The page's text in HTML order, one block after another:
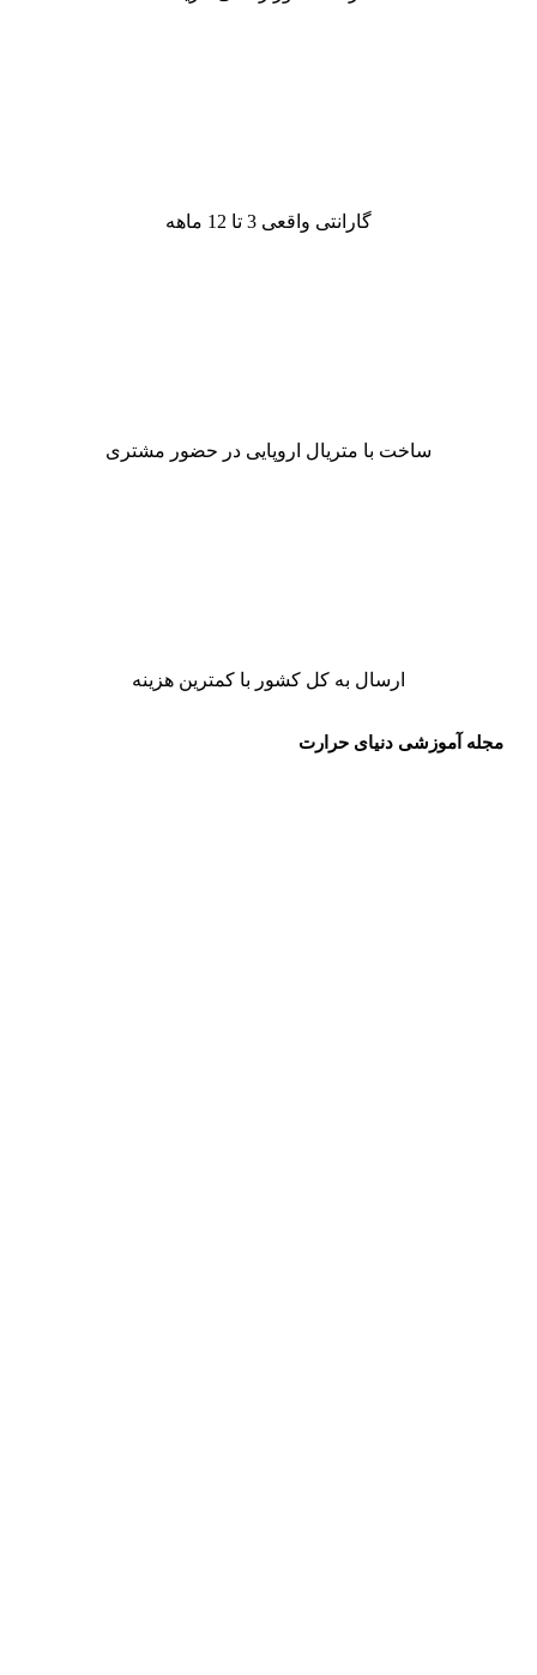
گارانتی واقعی 3 تا 12 ماهه
ساخت با متریال اروپایی در حضور مشتری
ارسال به کل کشور با کمترین هزینه
مجله آموزشی دنیای حرارت